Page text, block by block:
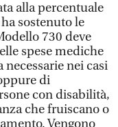
alla percentuale
sostenuto le
730 deve
spese mediche
necessarie nei casi
di
con disabilità,
che fruiscano o
Vengono